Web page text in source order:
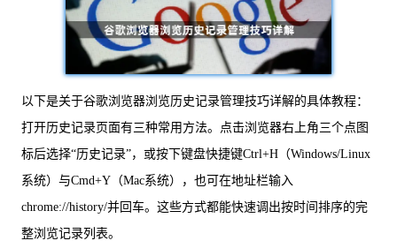
以下是关于谷歌浏览器浏览历史记录管理技巧详解的具体教程：
打开历史记录页面有三种常用方法。点击浏览器右上角三个点图
标后选择“历史记录”，或按下键盘快捷键Ctrl+H（Windows/Linux
系统）与Cmd+Y（Mac系统），也可在地址栏输入
chrome://history/并回车。这些方式都能快速调出按时间排序的完
整浏览记录列表。